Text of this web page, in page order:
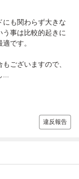
も関わらず大きな
事は比較的起きに
です。
ございますので、
違反報告